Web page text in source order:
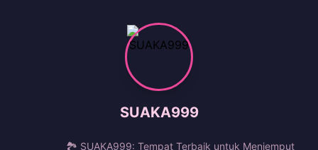
SUAKA999